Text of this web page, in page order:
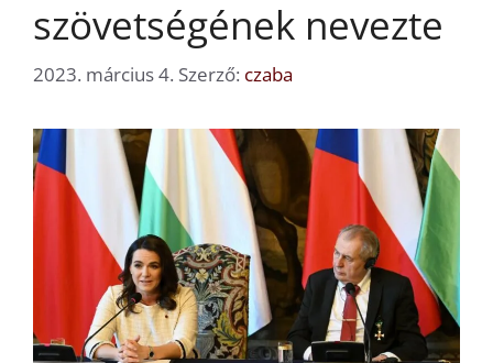
szövetségének nevezte
2023. március 4. Szerző: czaba